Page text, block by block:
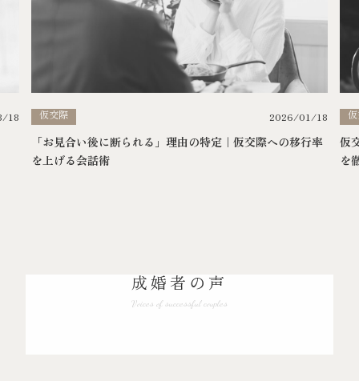
18 仮交際 2026/01/18
「お見合い後に断られる」理由の特定｜仮交際への移行率
を上げる会話術
仮
を
成婚者の声
Voices of successful couples